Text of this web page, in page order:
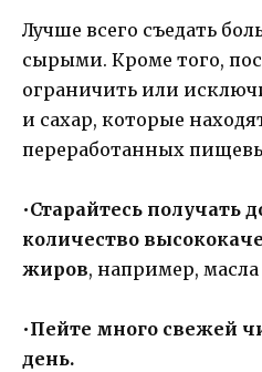
Лучше всего съедать
сырыми. Кроме того,
ограничить или
и сахар, которые
переработанных
•Старайтесь получать
количество
жиров, например,
•Пейте много свежей
день.